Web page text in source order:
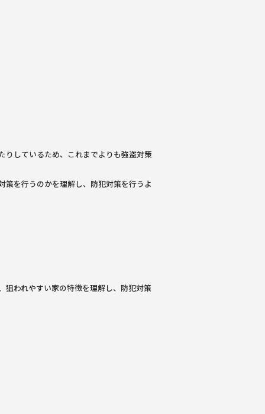
りしているため、これまでよりも強盗対策
策を行うのかを理解し、防犯対策を行うよ
狙われやすい家の特徴を理解し、防犯対策